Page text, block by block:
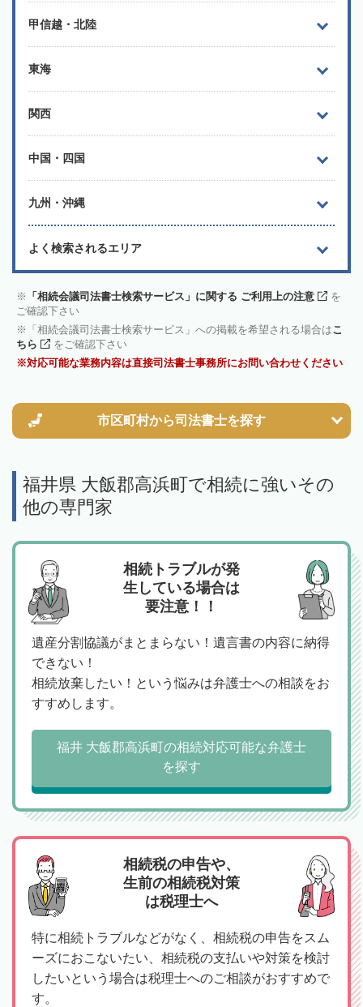
甲信越・北陸
東海
関西
中国・四国
九州・沖縄
よく検索されるエリア
「相続会議司法書士検索サービス」に関する ご利用上の注意
を
ご確認下さい
「相続会議司法書士検索サービス」への掲載を希望される場合はこ
ちら
をご確認下さい
対応可能な業務内容は直接司法書士事務所にお問い合わせください
市区町村から司法書士を探す
福井県 大飯郡高浜町で相続に強いその
他の専門家
相続トラブルが発
生している場合は
要注意！！
遺産分割協議がまとまらない！遺言書の内容に納得
できない！
相続放棄したい！という悩みは弁護士への相談をお
すすめします。
福井 大飯郡高浜町の相続対応可能な弁護士
を探す
相続税の申告や、
生前の相続税対策
は税理士へ
特に相続トラブルなどがなく、相続税の申告をスム
ーズにおこないたい、相続税の支払いや対策を検討
したいという場合は税理士へのご相談がおすすめで
す。